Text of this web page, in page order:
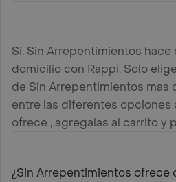
Si, Sin Arrepentimientos hace
domicilio con Rappi. Solo
de Sin Arrepentimientos mas
entre las diferentes opciones
ofrece , agregalas al carrito y
¿Sin Arrepentimientos ofrece